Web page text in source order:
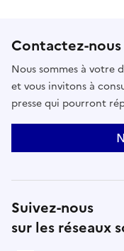
Contactez-nous
Nous sommes à votre
et vous invitons à
presse qui pourront
Suivez-nous
sur les réseaux